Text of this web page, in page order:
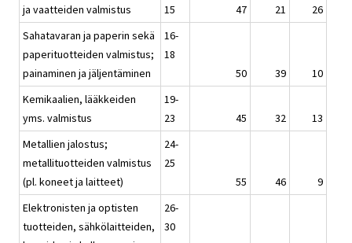
ja vaatteiden valmistus
15
47 21
26
Sahatavaran ja paperin sekä
paperituotteiden valmistus;
painaminen ja jäljentäminen
16-
18
50
39
10
Kemikaalien, lääkkeiden
yms. valmistus
19-
23
45 32
13
Metallien jalostus;
metallituotteiden valmistus
(pl. koneet ja laitteet)
24-
25
55
46
9
Elektronisten ja optisten
tuotteiden, sähkölaitteiden,
26-
30